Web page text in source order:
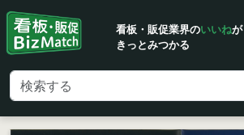
看板・販促業界のいいねが
きっとみつかる